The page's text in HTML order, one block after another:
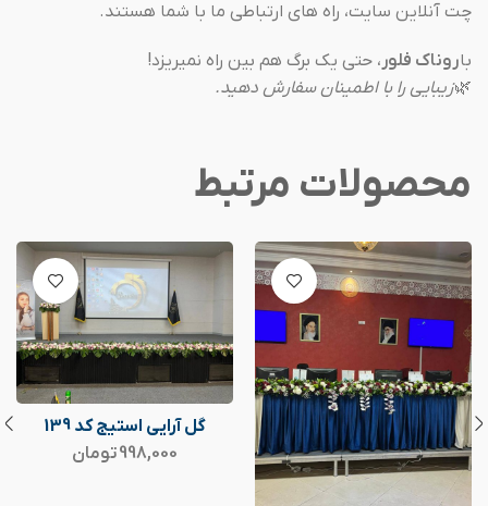
چت آنلاین سایت، راه های ارتباطی ما با شما هستند.
باروناک فلور ، حتی یک برگ هم بین راه نمیریزد!
🌿زیبایی را با اطمینان سفارش دهید.
محصولات مرتبط
گل آرایی استیج کد 139
998,000تومان